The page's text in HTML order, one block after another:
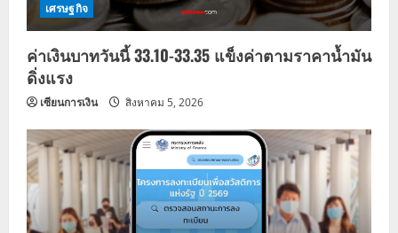
เศรษฐกิจ
ค่าเงินบาทวันนี้ 33.10-33.35 แข็งค่าตามราคาน้ำมัน
ดิ่งแรง
เซียนการเงิน สิงหาคม 5, 2026